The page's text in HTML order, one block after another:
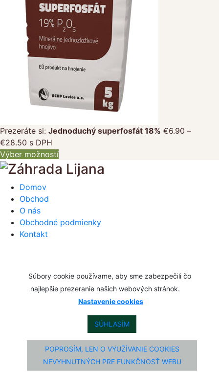
Prezeráte si: Jednoduchý superfosfát 18% €6.90 –
€28.50 Price
range:
€6.90
through
€28.50
s DPH
Výber možností
Domov
Obchod
O nás
Obchodné podmienky
Kontakt
Súbory cookie používame, aby sme zabezpečili čo
najlepšie prezeranie našich webových stránok.
Nastavenie cookies
SÚHLASÍM
POPROSÍM, LEN O VYUŽÍVANIE COOKIES
NEVYHNUTNÝCH PRE FUNKČNOSŤ WEBU